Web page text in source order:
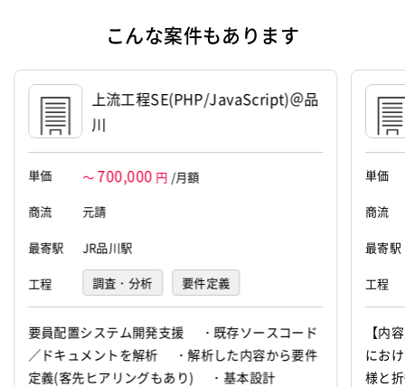
こんな案件もあります
上流工程SE(PHP/JavaScript)＠品
川
単価 ～ 700,000 円 /月額
商流
元請
最寄駅 JR品川駅
工程 調査・分析 要件定義
要員配置システム開発支援 ・既存ソースコード
／ドキュメントを解析 ・解析した内容から要件
定義(客先ヒアリングもあり) ・基本設計
単価
商流
最寄駅
工程
【内
にお
様と